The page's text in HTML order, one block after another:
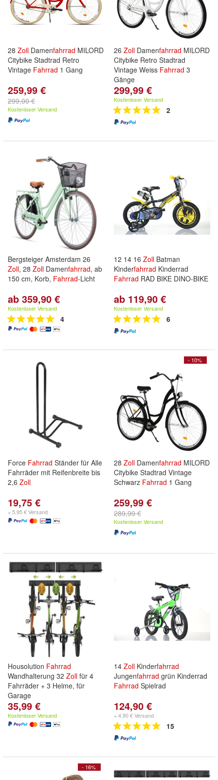
28 Zoll Damenfahrrad MILORD
Citybike Stadtrad Retro
Vintage Fahrrad 1 Gang
259,99 €
299,00 €
Kostenloser Versand
26 Zoll Damenfahrrad MILORD
Citybike Retro Stadtrad
Vintage Weiss Fahrrad 3
Gänge
299,99 €
Kostenloser Versand
2
Bergsteiger Amsterdam 26
Zoll, 28 Zoll Damenfahrrad, ab
150 cm, Korb, Fahrrad-Licht
ab 359,90 €
Kostenloser Versand
4
12 14 16 Zoll Batman
Kinderfahrrad Kinderrad
Fahrrad RAD BIKE DINO-BIKE
ab 119,90 €
Kostenloser Versand
6
Force Fahrrad Ständer für Alle
Fahrräder mit Reifenbreite bis
2,6 Zoll
19,75 €
+ 5,95 € Versand
- 10%
28 Zoll Damenfahrrad MILORD
Citybike Stadtrad Vintage
Schwarz Fahrrad 1 Gang
259,99 €
289,99 €
Kostenloser Versand
Housolution Fahrrad
Wandhalterung 32 Zoll für 4
Fahrräder + 3 Helme, für
Garage
35,99 €
Kostenloser Versand
14 Zoll Kinderfahrrad
Jungenfahrrad grün Kinderrad
Fahrrad Spielrad
124,90 €
+ 4,90 € Versand
15
- 16%